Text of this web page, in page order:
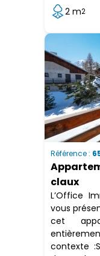
2 m2
Référence :
claux
L’Office
vous
cet
contexte